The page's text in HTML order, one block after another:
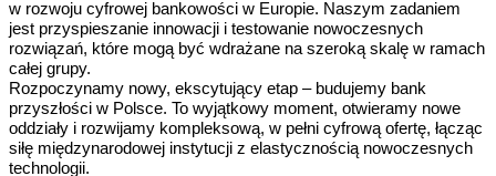
w rozwoju cyfrowej bankowości w Europie. Naszym zadaniem
jest przyspieszanie innowacji i testowanie nowoczesnych
rozwiązań, które mogą być wdrażane na szeroką skalę w ramach
całej grupy.
Rozpoczynamy nowy, ekscytujący etap – budujemy bank
przyszłości w Polsce. To wyjątkowy moment, otwieramy nowe
oddziały i rozwijamy kompleksową, w pełni cyfrową ofertę, łącząc
siłę międzynarodowej instytucji z elastycznością nowoczesnych
technologii.